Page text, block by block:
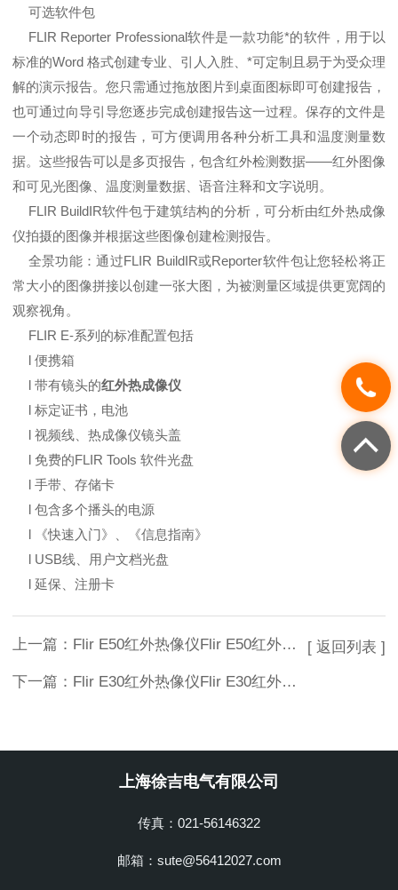
可选软件包
FLIR Reporter Professional软件是一款功能*的软件，用于以
标准的Word 格式创建专业、引人入胜、*可定制且易于为受众理
解的演示报告。您只需通过拖放图片到桌面图标即可创建报告，
也可通过向导引导您逐步完成创建报告这一过程。保存的文件是
一个动态即时的报告，可方便调用各种分析工具和温度测量数
据。这些报告可以是多页报告，包含红外检测数据——红外图像
和可见光图像、温度测量数据、语音注释和文字说明。
FLIR BuildIR软件包于建筑结构的分析，可分析由红外热成像
仪拍摄的图像并根据这些图像创建检测报告。
全景功能：通过FLIR BuildIR或Reporter软件包让您轻松将正
常大小的图像拼接以创建一张大图，为被测量区域提供更宽阔的
观察视角。
FLIR E-系列的标准配置包括
l 便携箱
l 带有镜头的红外热成像仪
l 标定证书，电池
l 视频线、热成像仪镜头盖
l 免费的FLIR Tools 软件光盘
l 手带、存储卡
l 包含多个播头的电源
l 《快速入门》、《信息指南》
l USB线、用户文档光盘
l 延保、注册卡
上一篇： Flir E50红外热像仪Flir E50红外热像仪
下一篇： Flir E30红外热像仪Flir E30红外热像仪
[ 返回列表 ]
上海徐吉电气有限公司
传真：021-56146322
邮箱：sute@56412027.com